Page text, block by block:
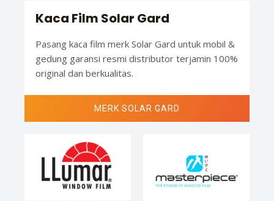
Kaca Film Solar Gard
Pasang kaca film merk Solar Gard untuk mobil &
gedung garansi resmi distributor terjamin 100%
original dan berkualitas.
MERK SOLAR GARD